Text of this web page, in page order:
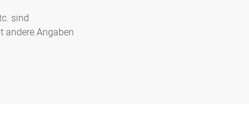
sind
andere Angaben